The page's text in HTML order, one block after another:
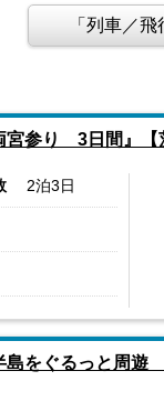
「列車／飛
参り 3日間』【
2泊3日
をぐるっと周